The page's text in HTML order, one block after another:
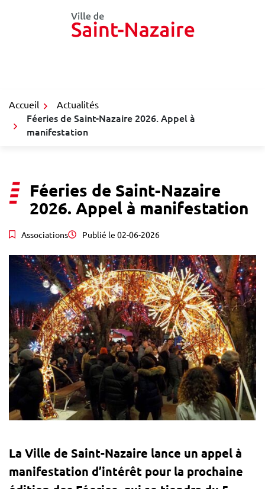
Accueil Actualités
Féeries de Saint-Nazaire 2026. Appel à
manifestation
Féeries de Saint-Nazaire
2026. Appel à manifestation
Associations Publié le 02-06-2026
La Ville de Saint-Nazaire lance un appel à
manifestation d’intérêt pour la prochaine